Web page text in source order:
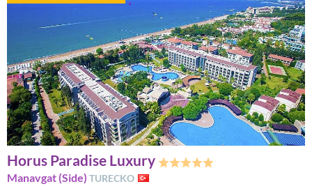
Horus Paradise Luxury
Manavgat (Side) TURECKO